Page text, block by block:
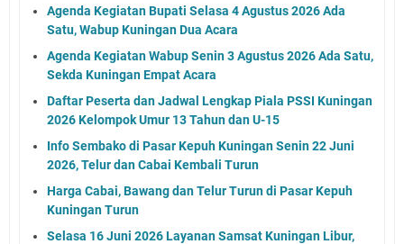
Agenda Kegiatan Bupati Selasa 4 Agustus 2026 Ada
Satu, Wabup Kuningan Dua Acara
Agenda Kegiatan Wabup Senin 3 Agustus 2026 Ada Satu,
Sekda Kuningan Empat Acara
Daftar Peserta dan Jadwal Lengkap Piala PSSI Kuningan
2026 Kelompok Umur 13 Tahun dan U-15
Info Sembako di Pasar Kepuh Kuningan Senin 22 Juni
2026, Telur dan Cabai Kembali Turun
Harga Cabai, Bawang dan Telur Turun di Pasar Kepuh
Kuningan Turun
Selasa 16 Juni 2026 Layanan Samsat Kuningan Libur,